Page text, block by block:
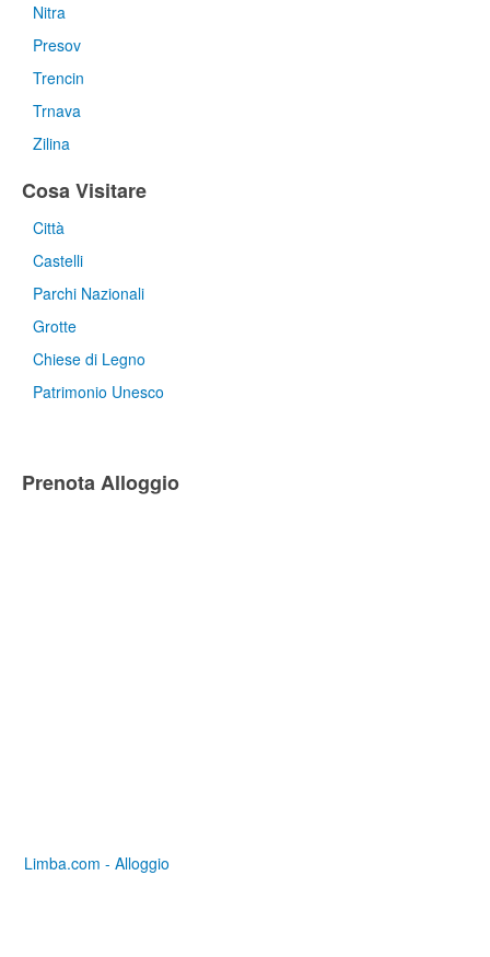
Nitra
Presov
Trencin
Trnava
Zilina
Cosa Visitare
Città
Castelli
Parchi Nazionali
Grotte
Chiese di Legno
Patrimonio Unesco
Prenota Alloggio
Limba.com - Alloggio